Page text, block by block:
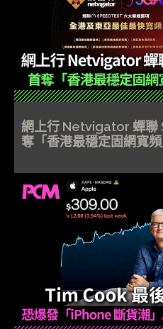
網上行 Netvigator 蟬
奪「香港最穩定固網寬